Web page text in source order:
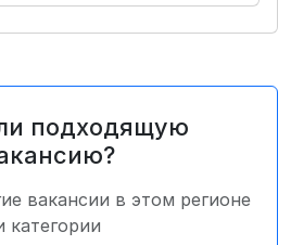
подходящую
вакансии в этом регионе
категории